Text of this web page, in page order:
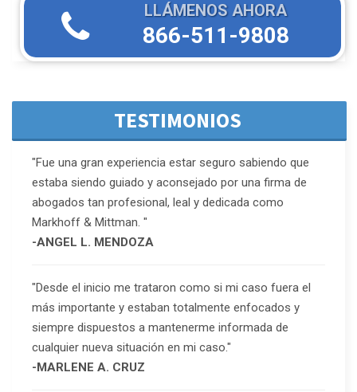
LLÁMENOS AHORA
866-511-9808
TESTIMONIOS
"Fue una gran experiencia estar seguro sabiendo que
estaba siendo guiado y aconsejado por una firma de
abogados tan profesional, leal y dedicada como
Markhoff & Mittman. "
-ANGEL L. MENDOZA
"Desde el inicio me trataron como si mi caso fuera el
más importante y estaban totalmente enfocados y
siempre dispuestos a mantenerme informada de
cualquier nueva situación en mi caso."
-MARLENE A. CRUZ